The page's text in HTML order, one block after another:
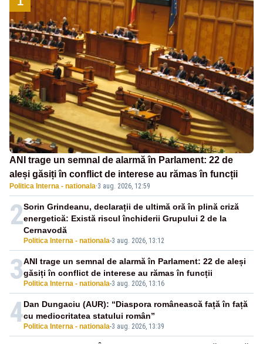
ANI trage un semnal de alarmă în Parlament: 22 de
aleși găsiți în conflict de interese au rămas în funcții
Politica Interna - nationala·3 aug. 2026, 12:59
2
Politica Interna - nationala-3 aug. 2026, 13:12
Sorin Grindeanu, declarații de ultimă oră în plină criză
energetică: Există riscul închiderii Grupului 2 de la
Cernavodă
3 Politica Interna - nationala-3 aug. 2026, 13:16
ANI trage un semnal de alarmă în Parlament: 22 de aleși
găsiți în conflict de interese au rămas în funcții
4 Politica Interna - nationala-3 aug. 2026, 13:39
Dan Dungaciu (AUR): “Diaspora românească față în față
cu mediocritatea statului român”